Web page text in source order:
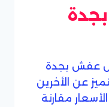
عفش بجدة
عن الأخرين
مقارنة